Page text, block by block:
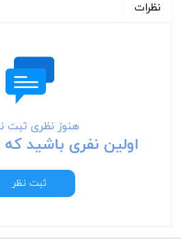
نظرات
هنوز نظری ثبت
اولین نفری باشید
ثبت نظر